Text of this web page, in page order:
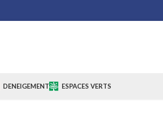
DENEIGEMENT ESPACES VERTS